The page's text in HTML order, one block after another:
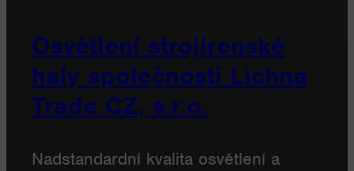
Osvětlení strojírenské
haly společnosti Lichna
Trade CZ, s.r.o.
Nadstandardní kvalita osvětlení a